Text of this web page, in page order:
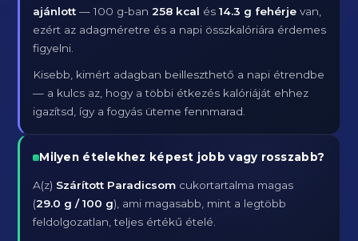
ajánlott — 100 g-ban258 kcal és14.3 g fehérje van,
ezért az adagméretre és a napi összkalóriára érdemes
figyelni.
Kisebb, kimért adagban beilleszthető a napi étrendbe
— a kulcs az, hogy a többi étkezés kalóriáját ehhez
igazítsd, így a fogyás üteme fennmarad.
Milyen ételekhez képest jobb vagy rosszabb?
A(z) Szárított Paradicsom cukortartalma magas
(29.0 g / 100 g), ami magasabb, mint a legtöbb
feldolgozatlan, teljes értékű ételé.